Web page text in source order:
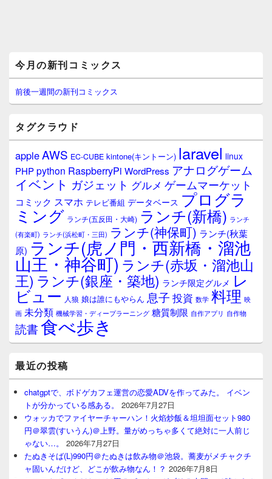
イ
ン
サ
イ
ウ
ィ
ジ
ェ
ア
今月の新刊コミックス
前後一週間の新刊コミックス
タグクラウド
appleAWS EC-CUBE kintone(キントーン) laravel linux
PHPpython RaspberryPi WordPress アナログゲーム
イベント ガジェット グルメ ゲームマーケット
コミック スマホ テレビ番組 データベース プログラ
ミング ランチ(五反田・大崎) ランチ(新橋) ランチ
(有楽町) ランチ(浜松町・三田) ランチ(神保町) ランチ(秋葉
原) ランチ(虎ノ門・西新橋・溜池
山王・神谷町) ランチ(赤坂・溜池山
王) ランチ(銀座・築地) ランチ限定グルメ レ
ビュー 人狼 娘は誰にもやらん 息子 投資 数学 料理 映
画 未分類 機械学習・ディープラーニング 糖質制限 自作アプリ 自作物
読書食べ歩き
最近の投稿
chatgptで、ボドゲカフェ運営の恋愛ADVを作ってみた。 イベン
トが分かっている感ある。
2026年7月27日
ウォッカでファイヤーチャーハン！火焰炒飯＆坦坦面セット980
円＠翠雲(すいうん)＠上野。量がめっちゃ多くて絶対に一人前じ
ゃない…。
2026年7月27日
たぬきそば(L)990円＠たぬきは飲み物＠池袋。蕎麦がメチャクチ
ャ固いんだけど、どこが飲み物なん！？ 2026年7月8日